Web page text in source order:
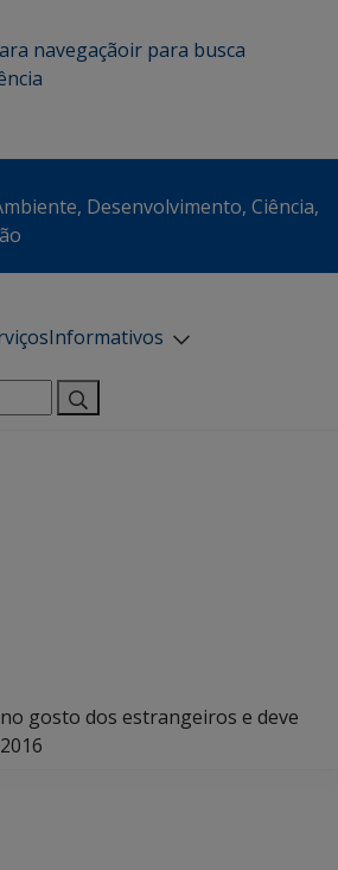
navegaçãoir para busca
Desenvolvimento, Ciência,
Informativos
gosto dos estrangeiros e deve